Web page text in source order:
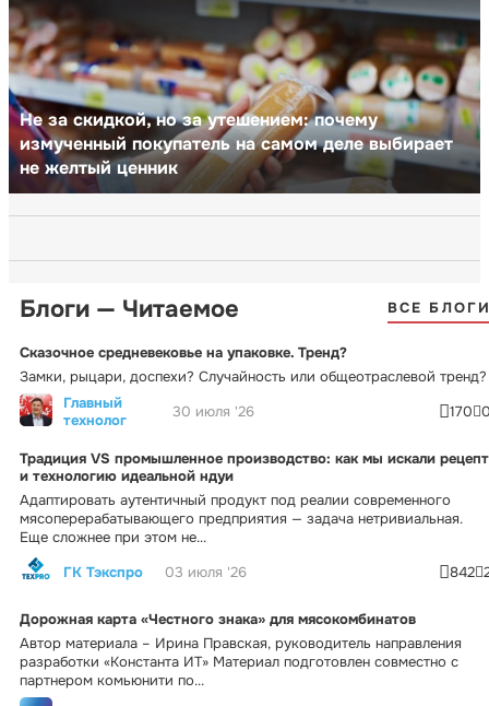
Не за скидкой, но за утешением: почему
измученный покупатель на самом деле выбирает
не желтый ценник
Блоги — Читаемое ВСЕ
Сказочное средневековье на упаковке. Тренд?
Замки, рыцари, доспехи? Случайность или общеотраслевой тренд?
Главный
технолог
30 июля '26 170
Традиция VS промышленное производство: как мы искали рецепт
и технологию идеальной ндуи
Адаптировать аутентичный продукт под реалии современного
мясоперерабатывающего предприятия — задача нетривиальная.
Еще сложнее при этом не...
ГК Тэкспро
03 июля '26 842
Дорожная карта «Честного знака» для мясокомбинатов
Автор материала – Ирина Правская, руководитель направления
разработки «Константа ИТ» Материал подготовлен совместно с
партнером комьюнити по...